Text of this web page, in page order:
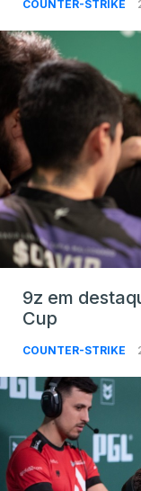
COUNTER-STRIKE
9z em
Cup
COUNTER-STRIKE